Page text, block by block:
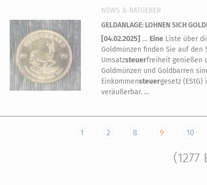
NEWS & RATGEBER
GELDANLAGE: LOHNEN SICH
[04.02.2025] … Eine Liste über
Goldmünzen finden Sie auf den
Umsatzsteuerfreiheit genießen
Goldmünzen und Goldbarren
Einkommensteuergesetz (EStG)
veräußerbar. …
1 2 8 9 10
(1277